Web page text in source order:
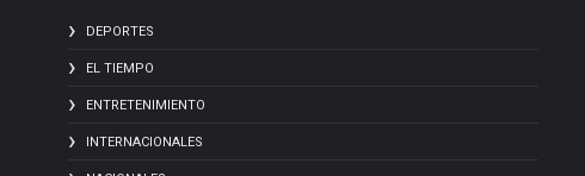
DEPORTES
EL TIEMPO
ENTRETENIMIENTO
INTERNACIONALES